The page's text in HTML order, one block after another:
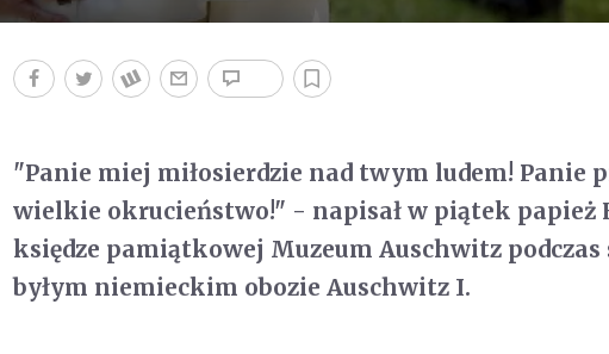
"Panie miej miłosierdzie nad twym ludem! Panie
wielkie okrucieństwo!" - napisał w piątek papież
księdze pamiątkowej Muzeum Auschwitz
byłym niemieckim obozie Auschwitz I.